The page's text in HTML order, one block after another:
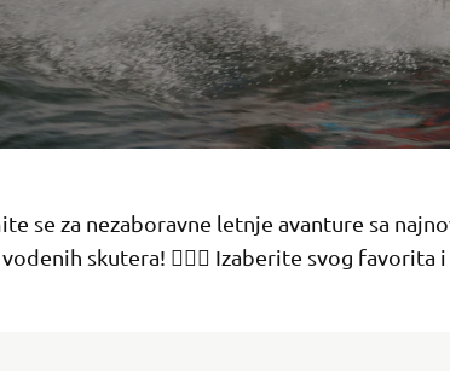
se za nezaboravne letnje avanture sa
vodenih skutera! 🏄‍♂️🌞 Izaberite svog favorita